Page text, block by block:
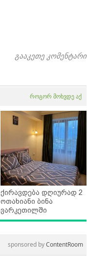
გააკეთე კომენტარი
როგორ მოხვდე აქ
ქირავდება დღიურად 2
ოთახიანი ბინა
ვარკეთილში
sponsored byContentRoom